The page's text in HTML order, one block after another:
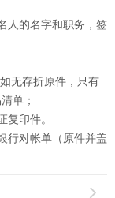
人的名字和职务，签
无存折原件，只有
单；
复印件。
行对帐单（原件并盖
